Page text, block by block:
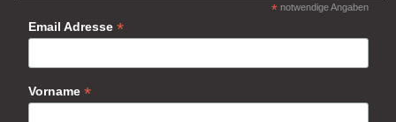
*notwendige Angaben
Email Adresse *
Vorname *